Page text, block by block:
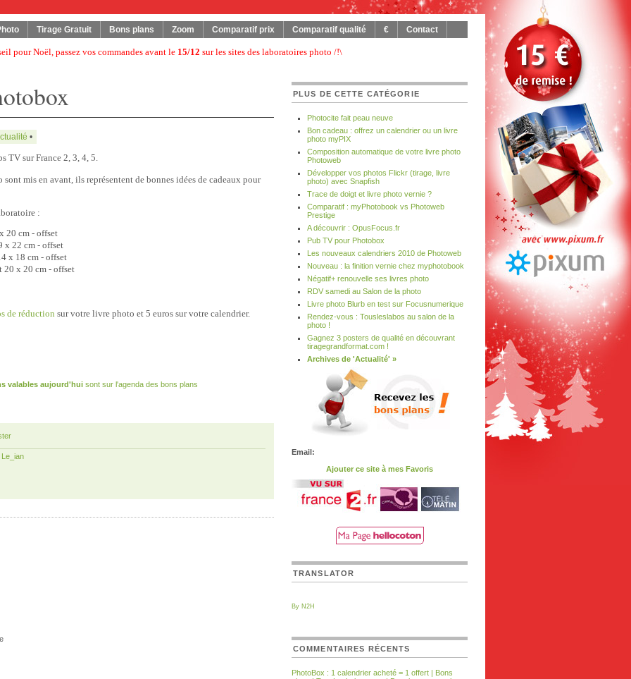
Tirage Gratuit Bons plans Zoom Comparatif prix Comparatif qualité € Contact
pour Noël, passez vos commandes avant le 15/12 sur les sites des laboratoires photo /!\
•
TV sur France 2, 3, 4, 5.
mis en avant, ils représentent de bonnes idées de cadeaux pour
:
20 cm- offset
x 22 cm - offset
x 18 cm - offset
20 x 20 cm - offset
de réduction sur votre livre photo et 5 euros sur votre calendrier.
valables aujourd'hui sont sur l'agenda des bons plans
Le_ian
PLUS DE CETTE CATÉGORIE
Photocite fait peau neuve
Bon cadeau : offrez un calendrier ou un livre
photo myPIX
Composition automatique de votre livre photo
Photoweb
Développer vos photos Flickr (tirage, livre
photo) avec Snapfish
Trace de doigt et livre photo vernie ?
Comparatif : myPhotobook vs Photoweb
Prestige
A découvrir : OpusFocus.fr
Pub TV pour Photobox
Les nouveaux calendriers 2010 de Photoweb
Nouveau : la finition vernie chez myphotobook
Négatif+ renouvelle ses livres photo
RDV samedi au Salon de la photo
Livre photo Blurb en test sur Focusnumerique
Rendez-vous : Tousleslabos au salon de la
photo !
Gagnez 3 posters de qualité en découvrant
tiragegrandformat.com !
Archives de 'Actualité' »
Email:
Ajouter ce site à mes Favoris
TRANSLATOR
By N2H
COMMENTAIRES RÉCENTS
PhotoBox : 1 calendrier acheté = 1 offert | Bons